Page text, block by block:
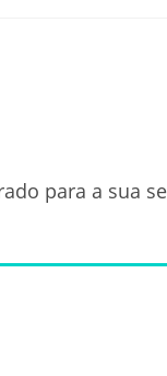
para a sua